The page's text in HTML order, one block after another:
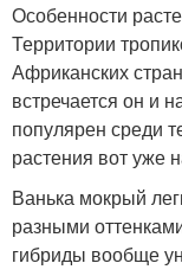
Особенности
Территории
Африканских
встречается он и
популярен среди
растения вот уже
Ванька мокрый
разными
гибриды вообще